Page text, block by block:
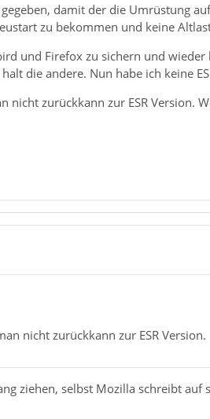
damit der die Umrüstung
zu bekommen und keine
und Firefox zu sichern und
halt die andere. Nun habe ich keine
nicht zurückkann zur ESR Version.
nicht zurückkann zur ESR Version.
ziehen, selbst Mozilla schreibt